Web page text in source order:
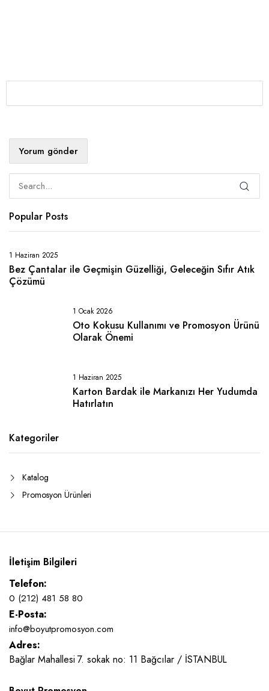
Popular Posts
1 Haziran 2025
Bez Çantalar ile Geçmişin Güzelliği, Geleceğin Sıfır Atık
Çözümü
1 Ocak 2026
Oto Kokusu Kullanımı ve Promosyon Ürünü
Olarak Önemi
1 Haziran 2025
Karton Bardak ile Markanızı Her Yudumda
Hatırlatın
Kategoriler
Katalog
Promosyon Ürünleri
İletişim Bilgileri
Telefon:
0 (212) 481 58 80
E-Posta:
info@boyutpromosyon.com
Adres:
Bağlar Mahallesi 7. sokak no: 11 Bağcılar / İSTANBUL